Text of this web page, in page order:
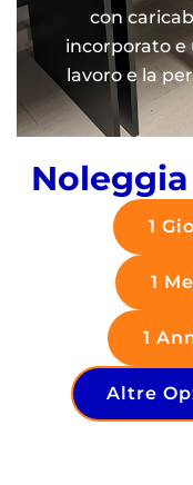
con
incorporato e
lavoro e la
1
1
1
Altre